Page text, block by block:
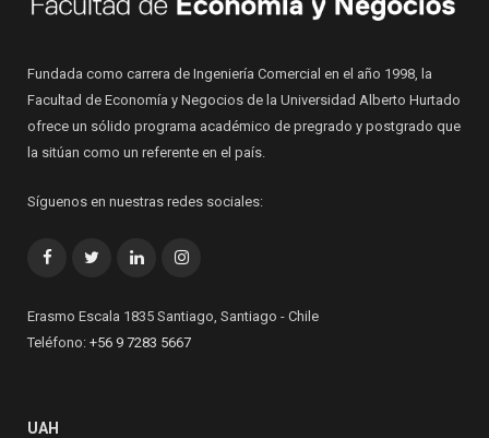
Fundada como carrera de Ingeniería Comercial en el año 1998, la
Facultad de Economía y Negocios de la Universidad Alberto Hurtado
ofrece un sólido programa académico de pregrado y postgrado que
la sitúan como un referente en el país.
Síguenos en nuestras redes sociales:
FacebookTwitterLinkedInInstagram
Erasmo Escala 1835 Santiago, Santiago - Chile
Teléfono: +56 9 7283 5667
UAH